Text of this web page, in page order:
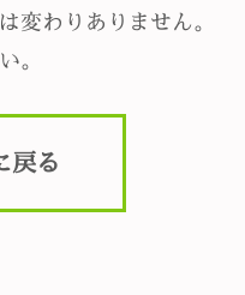
変わりありません。
。
戻る